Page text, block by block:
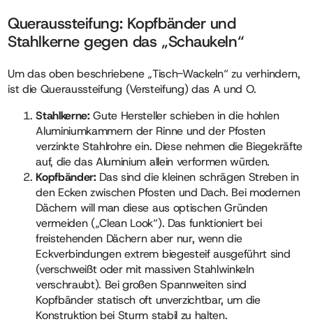
Queraussteifung: Kopfbänder und
Stahlkerne gegen das „Schaukeln“
Um das oben beschriebene „Tisch-Wackeln“ zu verhindern,
ist die Queraussteifung (Versteifung) das A und O.
Stahlkerne: Gute Hersteller schieben in die hohlen
Aluminiumkammern der Rinne und der Pfosten
verzinkte Stahlrohre ein. Diese nehmen die Biegekräfte
auf, die das Aluminium allein verformen würden.
Kopfbänder: Das sind die kleinen schrägen Streben in
den Ecken zwischen Pfosten und Dach. Bei modernen
Dächern will man diese aus optischen Gründen
vermeiden („Clean Look“). Das funktioniert bei
freistehenden Dächern aber nur, wenn die
Eckverbindungen extrem biegesteif ausgeführt sind
(verschweißt oder mit massiven Stahlwinkeln
verschraubt). Bei großen Spannweiten sind
Kopfbänder statisch oft unverzichtbar, um die
Konstruktion bei Sturm stabil zu halten.